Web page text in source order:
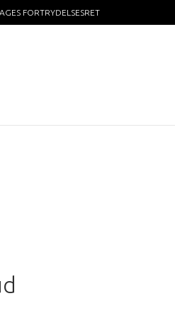
FORTRYDELSESRET